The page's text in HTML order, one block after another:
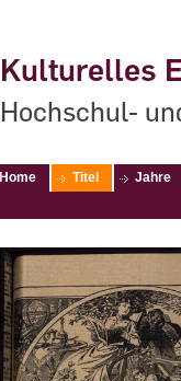
Kulturelles
Hochschul-
Home Titel Jahre